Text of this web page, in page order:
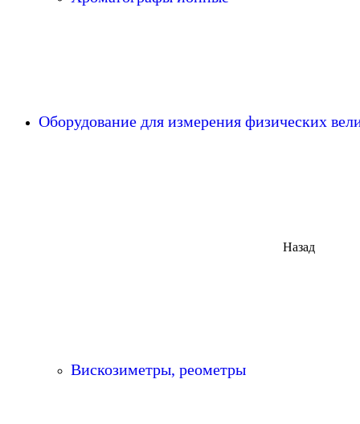
Оборудование для измерения физических
Назад
Вискозиметры, реометры